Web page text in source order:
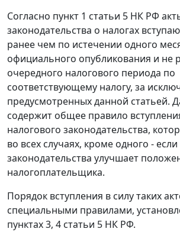
Согласно пункт 1 статьи 5 НК РФ
законодательства о налогах
ранее чем по истечении одного
официального опубликования и не
очередного налогового периода по
соответствующему налогу, за
предусмотренных данной статьей.
содержит общее правило
налогового законодательства,
во всех случаях, кроме одного -
законодательства улучшает
налогоплательщика.
Порядок вступления в силу таких
специальными правилами,
пунктах 3, 4 статьи 5 НК РФ.